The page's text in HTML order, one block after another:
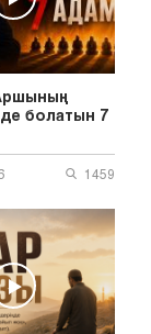
болатын 7
1459